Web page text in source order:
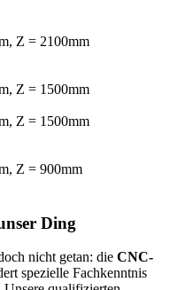
Z = 2100mm
Z = 1500mm
Z = 1500mm
Z = 900mm
Ding
nicht getan: die CNC-
spezielle Fachkenntnis